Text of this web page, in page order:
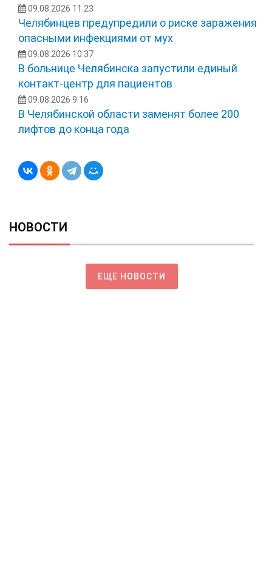
09.08.2026 11:23
Челябинцев предупредили о риске заражения
опасными инфекциями от мух
09.08.2026 10:37
В больнице Челябинска запустили единый
контакт-центр для пациентов
09.08.2026 9:16
В Челябинской области заменят более 200
лифтов до конца года
НОВОСТИ
ЕЩЕ НОВОСТИ